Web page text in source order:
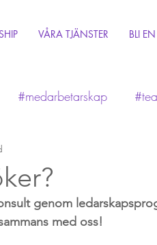
VÅRA TJÄNSTER BLI
#medarbetarskap
genom
med oss!